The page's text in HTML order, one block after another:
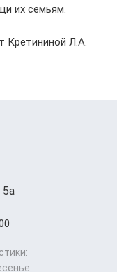
их семьям.
Кретининой Л.А.